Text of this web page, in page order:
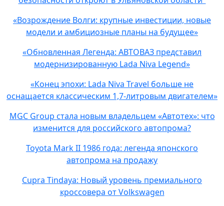
«Возрождение Волги: крупные инвестиции, новые
модели и амбициозные планы на будущее»
«Обновленная Легенда: АВТОВАЗ представил
модернизированную Lada Niva Legend»
«Конец эпохи: Lada Niva Travel больше не
оснащается классическим 1,7-литровым двигателем»
MGC Group стала новым владельцем «Автотех»: что
изменится для российского автопрома?
Toyota Mark II 1986 года: легенда японского
автопрома на продажу
Cupra Tindaya: Новый уровень премиального
кроссовера от Volkswagen